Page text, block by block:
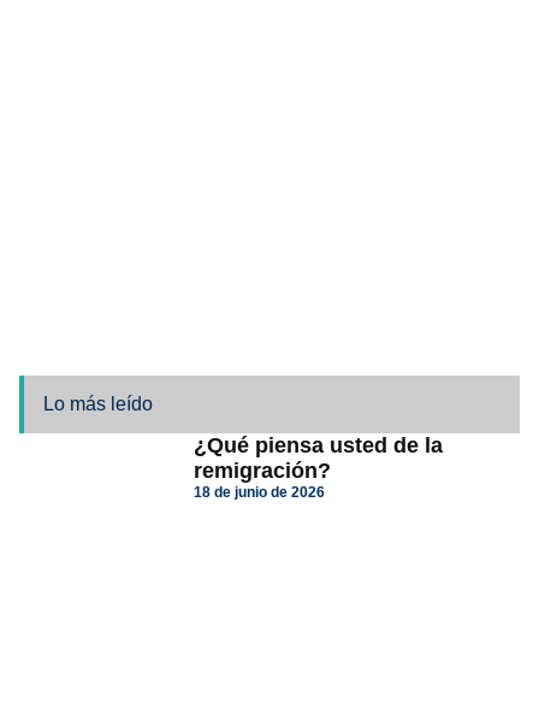
Lo más leído
¿Qué piensa usted de la
remigración?
18 de junio de 2026